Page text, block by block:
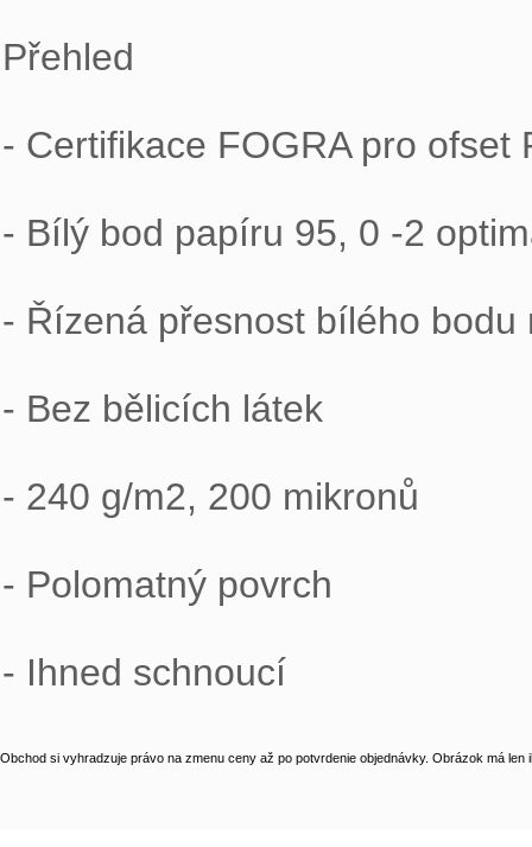
Přehled
- Certifikace FOGRA pro
- Bílý bod papíru 95, 0 -2
- Řízená přesnost bílého bodu
- Bez bělicích látek
- 240 g/m2, 200 mikronů
- Polomatný povrch
- Ihned schnoucí
Obchod si vyhradzuje právo na zmenu ceny až po potvrdenie objednávky. Obrázok má len